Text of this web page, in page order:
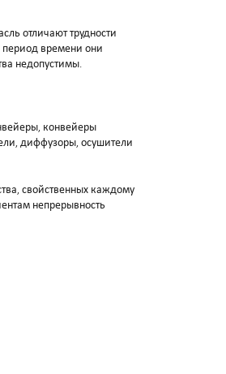
отличают трудности
период времени они
недопустимы.
конвейеры
диффузоры, осушители
свойственных каждому
непрерывность